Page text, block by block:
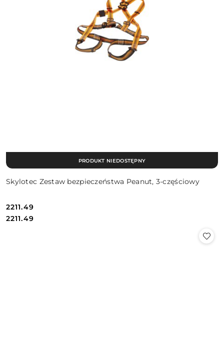
Skylotec Zestaw bezpieczeństwa Peanut, 3-częściowy
Cena:
2211.49
Cena:
2211.49
PRODUKT NIEDOSTĘPNY